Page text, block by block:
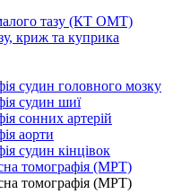
тазу (КТ ОМТ)
криж та куприка
судин головного мозку
судин шиї
сонних артерій
аорти
судин кінцівок
томографія (МРТ)
томографія (МРТ)